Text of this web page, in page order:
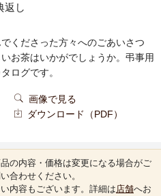
返し
くださった方々へのごあいさつ
お茶はいかがでしょうか。弔事用
ログです。
画像で見る
ダウンロード（PDF）
の内容・価格は変更になる場合がご
合わせください。
内容もございます。詳細は店舗へお